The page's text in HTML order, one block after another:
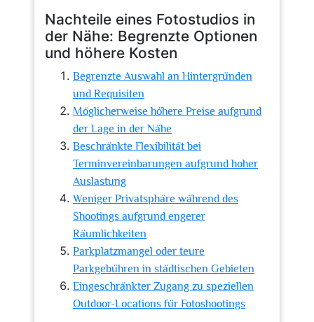
Nachteile eines Fotostudios in
der Nähe: Begrenzte Optionen
und höhere Kosten
Begrenzte Auswahl an Hintergründen
und Requisiten
Möglicherweise höhere Preise aufgrund
der Lage in der Nähe
Beschränkte Flexibilität bei
Terminvereinbarungen aufgrund hoher
Auslastung
Weniger Privatsphäre während des
Shootings aufgrund engerer
Räumlichkeiten
Parkplatzmangel oder teure
Parkgebühren in städtischen Gebieten
Eingeschränkter Zugang zu speziellen
Outdoor-Locations für Fotoshootings